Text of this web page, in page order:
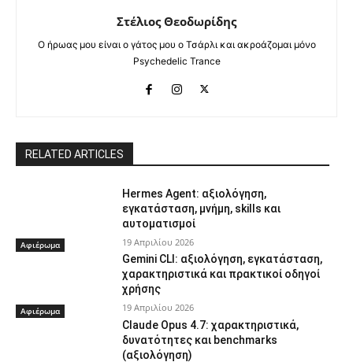
Στέλιος Θεοδωρίδης
Ο ήρωας μου είναι ο γάτος μου ο Τσάρλι και ακροάζομαι μόνο
Psychedelic Trance
RELATED ARTICLES
Αφιέρωμα
Hermes Agent: αξιολόγηση,
εγκατάσταση, μνήμη, skills και
αυτοματισμοί
19 Απριλίου 2026
Αφιέρωμα
Gemini CLI: αξιολόγηση, εγκατάσταση,
χαρακτηριστικά και πρακτικοί οδηγοί
χρήσης
19 Απριλίου 2026
Claude Opus 4.7: χαρακτηριστικά,
δυνατότητες και benchmarks
(αξιολόγηση)